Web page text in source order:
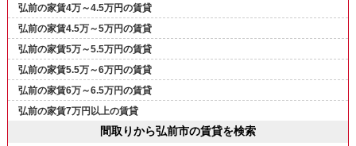
弘前の家賃4万～4.5万円の賃貸
弘前の家賃4.5万～5万円の賃貸
弘前の家賃5万～5.5万円の賃貸
弘前の家賃5.5万～6万円の賃貸
弘前の家賃6万～6.5万円の賃貸
弘前の家賃7万円以上の賃貸
間取りから弘前市の賃貸を検索